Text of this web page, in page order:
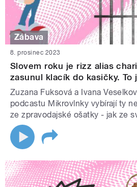
Zábava
8. prosinec 2023
Slovem roku je rizz alias
zasunul klacík do kasičky. To
Zuzana Fuksová a Ivana
podcastu Mikrovlnky vybírají ty
ze zpravodajské ošatky - jak ze